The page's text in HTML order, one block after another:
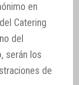
en
Catering
del
serán los
de